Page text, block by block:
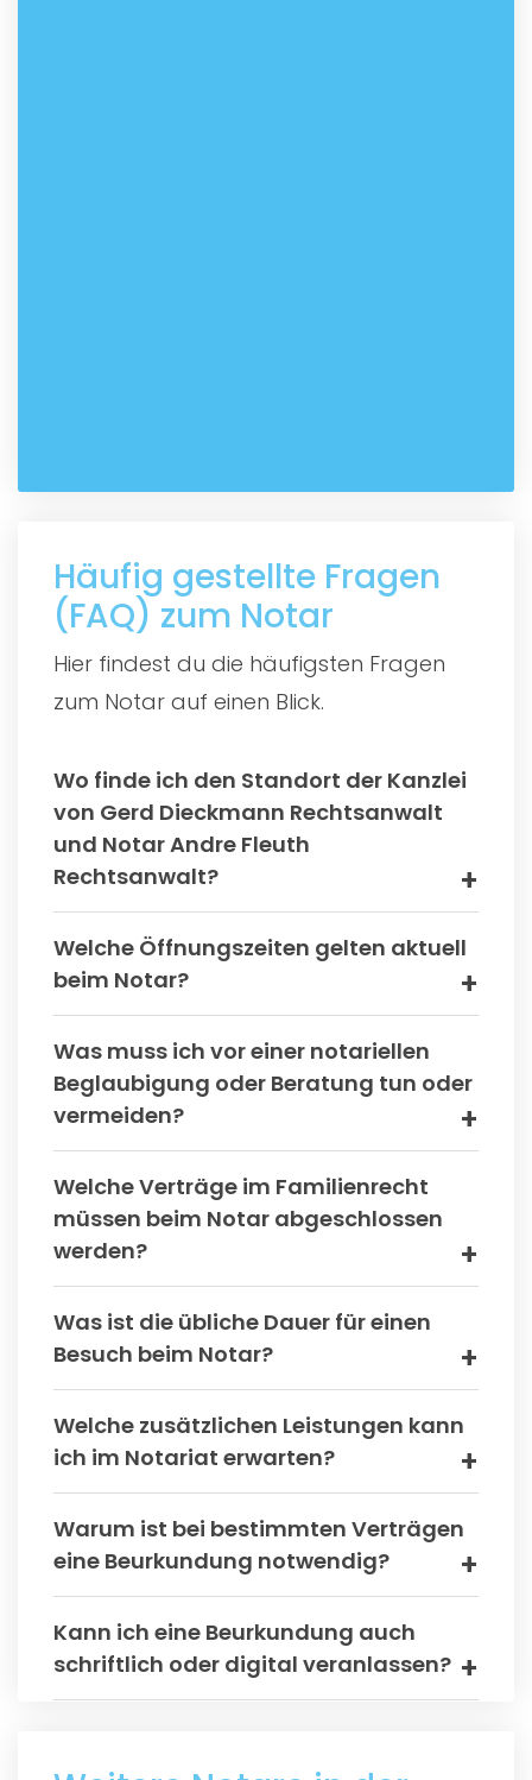
Häufig gestellte Fragen
(FAQ) zum Notar
Hier findest du die häufigsten Fragen
zum Notar auf einen Blick.
Wo finde ich den Standort der Kanzlei
von Gerd Dieckmann Rechtsanwalt
und Notar Andre Fleuth
Rechtsanwalt?
Welche Öffnungszeiten gelten aktuell
beim Notar?
Was muss ich vor einer notariellen
Beglaubigung oder Beratung tun oder
vermeiden?
Welche Verträge im Familienrecht
müssen beim Notar abgeschlossen
werden?
Was ist die übliche Dauer für einen
Besuch beim Notar?
Welche zusätzlichen Leistungen kann
ich im Notariat erwarten?
Warum ist bei bestimmten Verträgen
eine Beurkundung notwendig?
Kann ich eine Beurkundung auch
schriftlich oder digital veranlassen?